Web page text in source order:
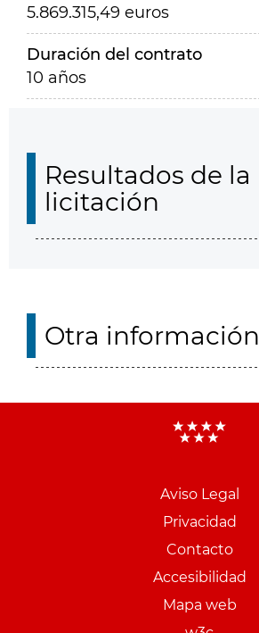
5.869.315,49 euros
Duración del contrato
10 años
Resultados de la
licitación
Otra información
Aviso Legal
Privacidad
Contacto
Accesibilidad
Mapa web